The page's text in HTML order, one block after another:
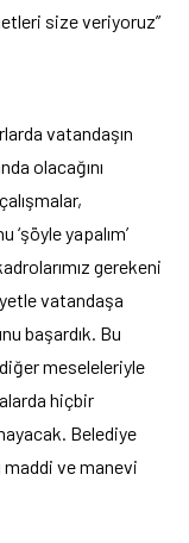
size veriyoruz”
vatandaşın
olacağını
‘şöyle yapalım’
gerekeni
vatandaşa
başardık. Bu
meseleleriyle
hiçbir
Belediye
maddi ve manevi